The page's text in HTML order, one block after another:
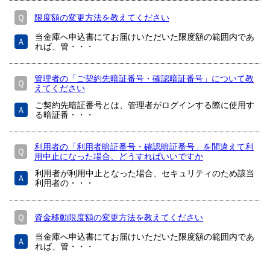
Ｑ 限度額の変更方法を教えてください
Ａ
当金庫へ申込書にてお届けいただいた限度額の範囲内であ
れば、管・・・
Ｑ
管理者の「ご契約先暗証番号・確認暗証番号」について教
えてください
Ａ
ご契約先暗証番号とは、管理者がログインする際に使用す
る暗証番・・・
Ｑ
利用者の「利用者暗証番号・確認暗証番号」を間違えて利
用中止になった場合、どうすればいいですか
Ａ
利用者が利用中止となった場合、セキュリティのため該当
利用者の・・・
Ｑ 資金移動限度額の変更方法を教えてください
Ａ
当金庫へ申込書にてお届けいただいた限度額の範囲内であ
れば、管・・・